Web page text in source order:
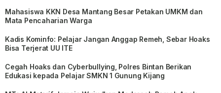
Mahasiswa KKN Desa Mantang Besar Petakan UMKM dan
Mata Pencaharian Warga
Kadis Kominfo: Pelajar Jangan Anggap Remeh, Sebar Hoaks
Bisa Terjerat UU ITE
Cegah Hoaks dan Cyberbullying, Polres Bintan Berikan
Edukasi kepada Pelajar SMKN 1 Gunung Kijang